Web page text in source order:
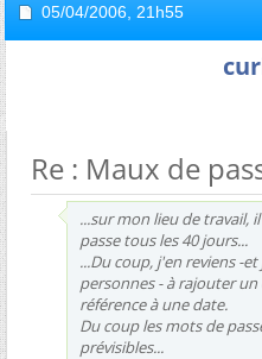
05/04/2006, 21h55
Re : Maux de
...sur mon lieu de travail,
passe tous les 40 jours...
...Du coup, j'en reviens -
personnes - à rajouter
référence à une date.
Du coup les mots de
prévisibles...